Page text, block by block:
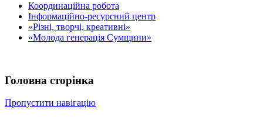
Координаційна робота
Інформаційно-ресурсний центр
«Різні, творчі, креативні»
«Молода генерація Сумщини»
Головна сторінка
Пропустити навігацію